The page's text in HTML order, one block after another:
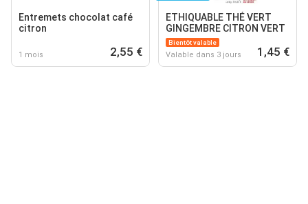
Entremets chocolat café
citron
1 mois 2,55 €
ETHIQUABLE THÉ VERT
GINGEMBRE CITRON VERT
Bientôt valable
Valable dans 3 jours 1,45 €